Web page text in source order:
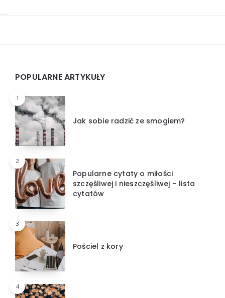
POPULARNE ARTYKUŁY
1
Jak sobie radzić ze smogiem?
2
Popularne cytaty o miłości
szczęśliwej i nieszczęśliwej – lista
cytatów
3
Pościel z kory
4